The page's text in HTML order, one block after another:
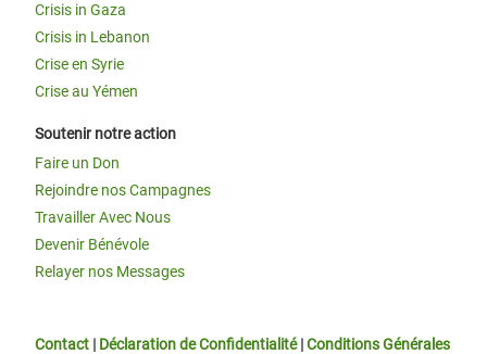
Crisis in Gaza
Crisis in Lebanon
Crise en Syrie
Crise au Yémen
Soutenir notre action
Faire un Don
Rejoindre nos Campagnes
Travailler Avec Nous
Devenir Bénévole
Relayer nos Messages
Contact | Déclaration de Confidentialité|Conditions Générales